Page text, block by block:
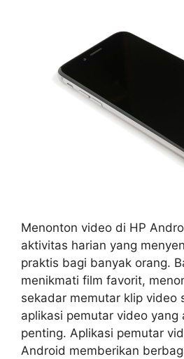
Menonton video di HP
aktivitas harian yang
praktis bagi banyak orang.
menikmati film favorit,
sekadar memutar klip video
aplikasi pemutar video yang
penting. Aplikasi pemutar
Android memberikan